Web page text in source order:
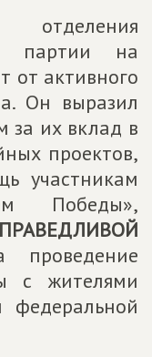
отделения
партии на
от активного
Он выразил
за их вклад в
проектов,
участникам
Победы»,
с жителями
федеральной